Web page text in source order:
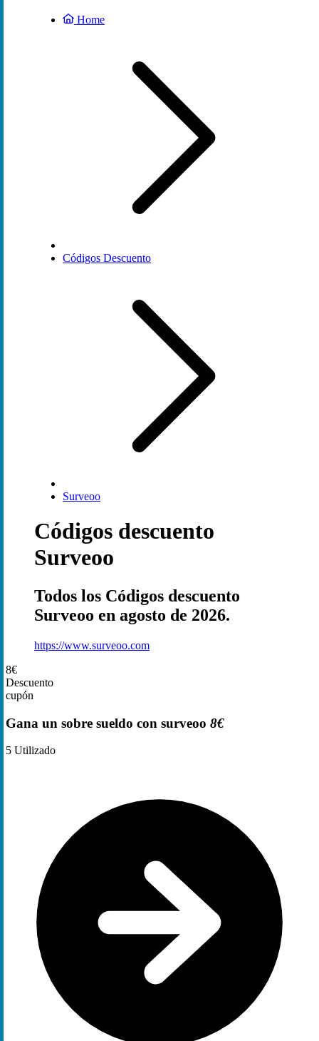
Home
Códigos Descuento
Surveoo
Códigos descuento
Surveoo
Todos los Códigos descuento
Surveoo en agosto de 2026.
https://www.surveoo.com
8€
Descuento
cupón
Gana un sobre sueldo con surveoo 8€
5 Utilizado